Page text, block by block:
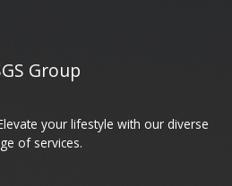
Group
your lifestyle with our diverse
of services.